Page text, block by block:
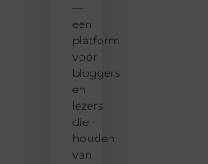
—
een
platform
voor
bloggers
en
lezers
die
houden
van